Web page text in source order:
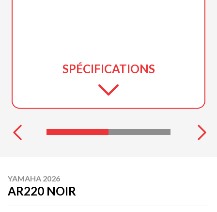
SPÉCIFICATIONS
YAMAHA 2026
AR220 NOIR